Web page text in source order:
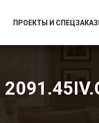
ПРОЕКТЫ И